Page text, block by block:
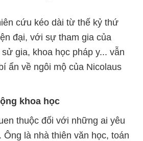
cứu kéo dài từ thế kỷ thứ
đại, với sự tham gia của
gia, khoa học pháp y... vẫn
ẩn về ngôi mộ của Nicolaus
khoa học
thuộc đối với những ai yêu
là nhà thiên văn học, toán